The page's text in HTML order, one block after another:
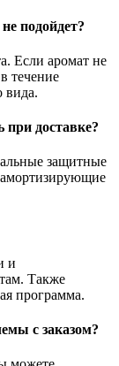
подойдет?
Если аромат не
течение
вида.
при доставке?
защитные
и
Также
программа.
с заказом?